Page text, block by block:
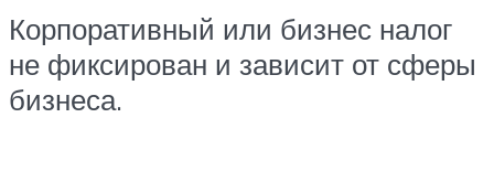
Корпоративный или бизнес налог
не фиксирован и зависит от сферы
бизнеса.